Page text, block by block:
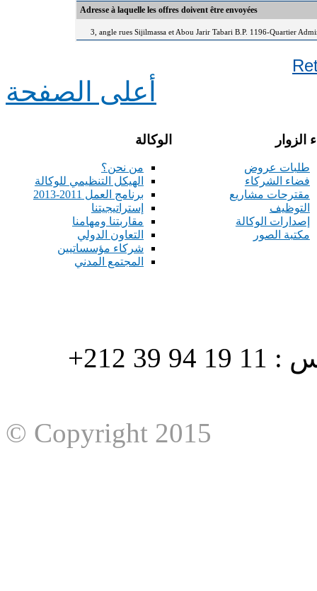
Adresse à laquelle les offres doivent être envoyées
3, angle rues Sijilmassa et Abou Jarir Tabari B.P. 1196-Quartier
أعلى الصفحة
الوكالة
من نحن؟
الهيكل التنظيمي للوكالة
برنامج العمل 2011-2013
إستراتيجيتنا
مقاربتنا ومهامنا
التعاون الدولي
شركاء مؤسساتيين
المجتمع المدني
الزوار
طلبات عروض
فضاء الشركاء
مقترحات مشاريع
التوظيف
إصدارات الوكالة
مكتبة الصور
هاتف : 90/88 32 94 39 212+ فاكس : 11 19 94 39 212+
© Copyright 2015